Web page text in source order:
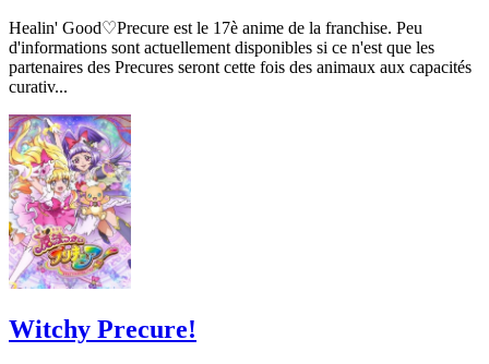
Healin' Good♡Precure est le 17è anime de la franchise. Peu
d'informations sont actuellement disponibles si ce n'est que les
partenaires des Precures seront cette fois des animaux aux capacités
curativ...
Witchy Precure!